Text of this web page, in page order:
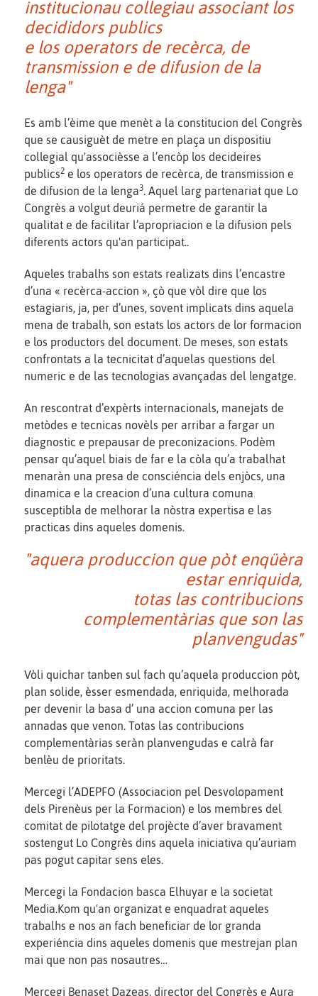
institucionau collegiau associant los
decididors publics
e los operators de recèrca, de
transmission e de difusion de la
lenga"
Es amb l’èime que menèt a la constitucion del Congrès
que se causiguèt de metre en plaça un dispositiu
collegial qu'associèsse a l’encòp los decideires
publics2 e los operators de recèrca, de transmission e
de difusion de la lenga3. Aquel larg partenariat que Lo
Congrès a volgut deuriá permetre de garantir la
qualitat e de facilitar l’apropriacion e la difusion pels
diferents actors qu'an participat..
Aqueles trabalhs son estats realizats dins l’encastre
d’una « recèrca-accion », çò que vòl dire que los
estagiaris, ja, per d’unes, sovent implicats dins aquela
mena de trabalh, son estats los actors de lor formacion
e los productors del document. De meses, son estats
confrontats a la tecnicitat d’aquelas questions del
numeric e de las tecnologias avançadas del lengatge.
An rescontrat d’expèrts internacionals, manejats de
metòdes e tecnicas novèls per arribar a fargar un
diagnostic e prepausar de preconizacions. Podèm
pensar qu’aquel biais de far e la còla qu’a trabalhat
menaràn una presa de consciéncia dels enjòcs, una
dinamica e la creacion d’una cultura comuna
susceptibla de melhorar la nòstra expertisa e las
practicas dins aqueles domenis.
"aquera produccion que pòt enqüèra
estar enriquida,
totas las contribucions
complementàrias que son las
planvengudas"
Vòli quichar tanben sul fach qu’aquela produccion pòt,
plan solide, èsser esmendada, enriquida, melhorada
per devenir la basa d’ una accion comuna per las
annadas que venon. Totas las contribucions
complementàrias seràn planvengudas e calrà far
benlèu de prioritats.
Mercegi l’ADEPFO (Associacion pel Desvolopament
dels Pirenèus per la Formacion) e los membres del
comitat de pilotatge del projècte d’aver bravament
sostengut Lo Congrès dins aquela iniciativa qu’auriam
pas pogut capitar sens eles.
Mercegi la Fondacion basca Elhuyar e la societat
Media.Kom qu'an organizat e enquadrat aqueles
trabalhs e nos an fach beneficiar de lor granda
experiéncia dins aqueles domenis que mestrejan plan
mai que non pas nosautres…
Mercegi Benaset Dazeas, director del Congrès e Aura